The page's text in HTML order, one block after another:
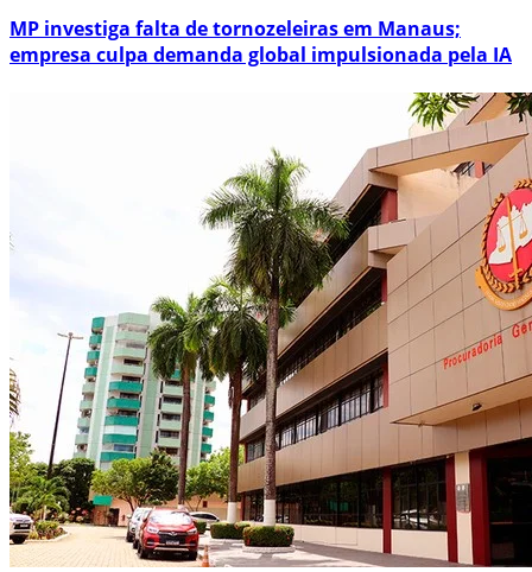
MP investiga falta de tornozeleiras em Manaus;
empresa culpa demanda global impulsionada pela IA